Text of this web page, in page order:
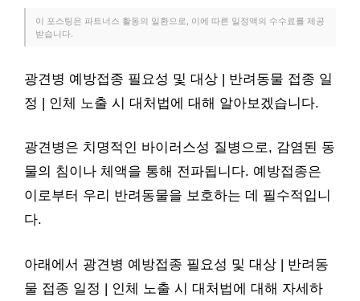
이 포스팅은 파트너스 활동의 일환으로, 이에 따른 일정액의 수수료를 제공
받습니다.
광견병 예방접종 필요성 및 대상 | 반려동물 접종 일
정 | 인체 노출 시 대처법에 대해 알아보겠습니다.
광견병은 치명적인 바이러스성 질병으로, 감염된 동
물의 침이나 체액을 통해 전파됩니다. 예방접종은
이로부터 우리 반려동물을 보호하는 데 필수적입니
다.
아래에서 광견병 예방접종 필요성 및 대상 | 반려동
물 접종 일정 | 인체 노출 시 대처법에 대해 자세하